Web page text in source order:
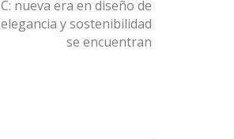
nueva era en diseño de
y sostenibilidad
se encuentran